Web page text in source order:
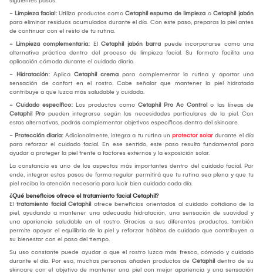
- Limpieza facial: Utiliza productos como Cetaphil espuma de limpieza o Cetaphil jabón
para eliminar residuos acumulados durante el día. Con este paso, preparas la piel antes
de continuar con el resto de tu rutina.
- Limpieza complementaria: El Cetaphil jabón barra puede incorporarse como una
alternativa práctica dentro del proceso de limpieza facial. Su formato facilita una
aplicación cómoda durante el cuidado diario.
- Hidratación: Aplica Cetaphil crema para complementar la rutina y aportar una
sensación de confort en el rostro. Cabe señalar que mantener la piel hidratada
contribuye a que luzca más saludable y cuidada.
- Cuidado específico: Los productos como Cetaphil Pro Ac Control o las líneas de
Cetaphil Pro pueden integrarse según las necesidades particulares de la piel. Con
estas alternativas, podrás complementar objetivos específicos dentro del skincare.
- Protección diaria: Adicionalmente, integra a tu rutina un protector solar durante el día
para reforzar el cuidado facial. En ese sentido, este paso resulta fundamental para
ayudar a proteger la piel frente a factores externos y la exposición solar.
La constancia es uno de los aspectos más importantes dentro del cuidado facial. Por
ende, integrar estos pasos de forma regular permitirá que tu rutina sea plena y que tu
piel reciba la atención necesaria para lucir bien cuidada cada día.
¿Qué beneficios ofrece el tratamiento facial Cetaphil?
El tratamiento facial Cetaphil ofrece beneficios orientados al cuidado cotidiano de la
piel, ayudando a mantener una adecuada hidratación, una sensación de suavidad y
una apariencia saludable en el rostro. Gracias a sus diferentes productos, también
permite apoyar el equilibrio de la piel y reforzar hábitos de cuidado que contribuyen a
su bienestar con el paso del tiempo.
Su uso constante puede ayudar a que el rostro luzca más fresco, cómodo y cuidado
durante el día. Por eso, muchas personas añaden productos de Cetaphil dentro de su
skincare con el objetivo de mantener una piel con mejor apariencia y una sensación